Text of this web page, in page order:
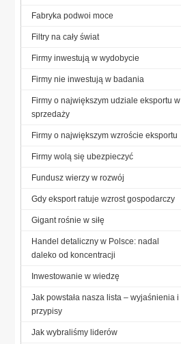
Fabryka podwoi moce
Filtry na cały świat
Firmy inwestują w wydobycie
Firmy nie inwestują w badania
Firmy o największym udziale eksportu w
sprzedaży
Firmy o największym wzroście eksportu
Firmy wolą się ubezpieczyć
Fundusz wierzy w rozwój
Gdy eksport ratuje wzrost gospodarczy
Gigant rośnie w siłę
Handel detaliczny w Polsce: nadal
daleko od koncentracji
Inwestowanie w wiedzę
Jak powstała nasza lista – wyjaśnienia i
przypisy
Jak wybraliśmy liderów